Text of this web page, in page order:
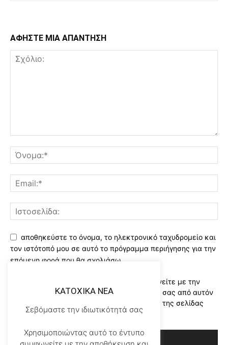
ΑΦΗΣΤΕ ΜΙΑ ΑΠΑΝΤΗΣΗ
αποθηκεύστε το όνομα, το ηλεκτρονικό ταχυδρομείο και
τον ιστότοπό μου σε αυτό το πρόγραμμα περιήγησης για την
επόμενη φορά που θα σχολιάσω.
Χρησιμοποιώντας αυτό το έντυπο συμφωνείτε με την
αποθήκευση και χειρισμό των δεδομένων σας από αυτόν
τον ιστότοπο..Διαβάστε του ορους χρήσης της σελίδας
μας*
KATOXIKA NEA
Σεβόμαστε την ιδιωτικότητά σας
Χρησιμοποιώντας αυτό το έντυπο